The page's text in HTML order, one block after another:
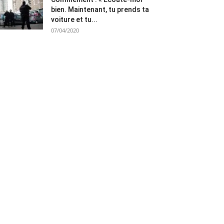
bien. Maintenant, tu prends ta
voiture et tu...
07/04/2020